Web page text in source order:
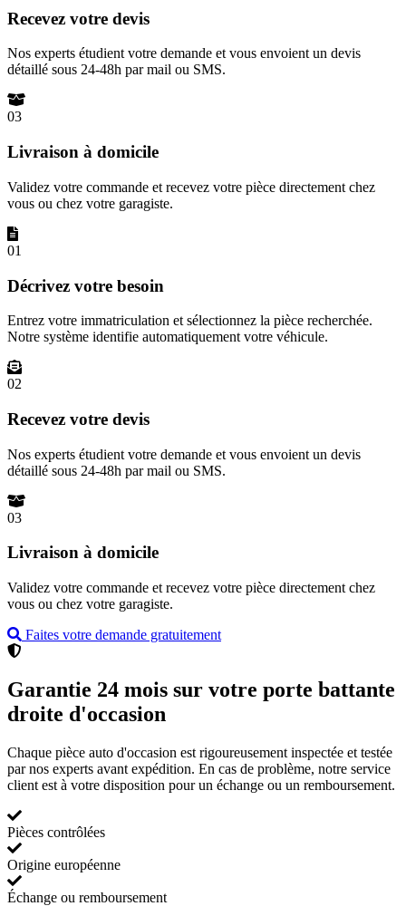
Recevez votre devis
Nos experts étudient votre demande et vous envoient un devis
détaillé sous 24-48h par mail ou SMS.
03
Livraison à domicile
Validez votre commande et recevez votre pièce directement chez
vous ou chez votre garagiste.
01
Décrivez votre besoin
Entrez votre immatriculation et sélectionnez la pièce recherchée.
Notre système identifie automatiquement votre véhicule.
02
Recevez votre devis
Nos experts étudient votre demande et vous envoient un devis
détaillé sous 24-48h par mail ou SMS.
03
Livraison à domicile
Validez votre commande et recevez votre pièce directement chez
vous ou chez votre garagiste.
Faites votre demande gratuitement
Garantie 24 mois sur votre porte battante
droite d'occasion
Chaque pièce auto d'occasion est rigoureusement inspectée et testée
par nos experts avant expédition. En cas de problème, notre service
client est à votre disposition pour un échange ou un remboursement.
Pièces contrôlées
Origine européenne
Échange ou remboursement